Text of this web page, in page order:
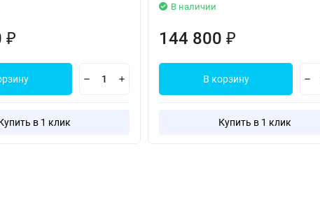
₽
в 1 клик
В наличии
144 800₽
В корзину
Купить в 1 клик